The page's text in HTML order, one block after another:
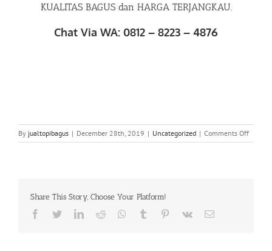
KUALITAS BAGUS dan HARGA TERJANGKAU.
Chat Via WA: 0812 – 8223 – 4876
By jualtopibagus | December 28th, 2019 | Uncategorized | Comments Offon
WA
Share This Story, Choose Your Platform!
Facebook
TwitterLinkedIn
Reddit Whatsapp
Tumblr Pinterest
Vk Email